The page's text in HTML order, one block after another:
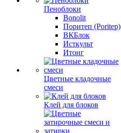
Пеноблоки
Bonolit
Поритеп (Poritep)
ВКБлок
Исткульт
Итонг
Цветные кладочные
смеси
Клей для блоков